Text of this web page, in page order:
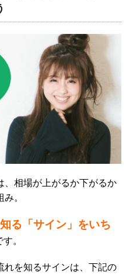
、相場が上がるか下がるか
。
る「サイン」をいち
す。
れを知るサインは、下記の